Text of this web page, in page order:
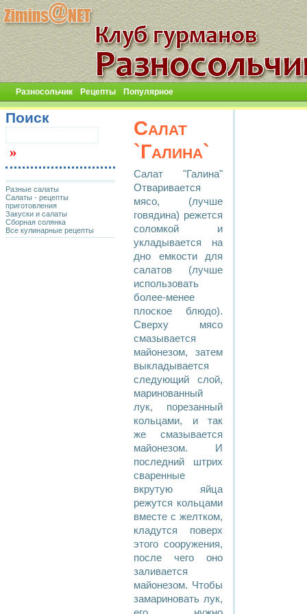
Разносольчик Рецепты Популярное
Салат
`Галина`
Салат "Галина"
Отваривается
мясо, (лучше
говядина) режется
соломкой и
укладывается на
дно емкости для
салатов (лучше
использовать
более-менее
плоское блюдо).
Сверху мясо
смазывается
майонезом, затем
выкладывается
следующий слой,
маринованный
лук, порезанный
кольцами, и так
же смазывается
майонезом. И
последний штрих
сваренные
вкрутую яйца
режутся кольцами
вместе с желтком,
кладутся поверх
этого сооружения,
после чего оно
заливается
майонезом. Чтобы
замариновать лук,
Поиск
Разные салаты
Салаты - рецепты
приготовления
Закуски и салаты
Сборная солянка
Все кулинарные рецепты